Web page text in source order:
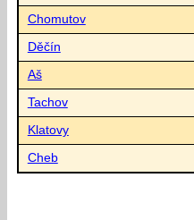
Chomutov
Děčín
Aš
Tachov
Klatovy
Cheb